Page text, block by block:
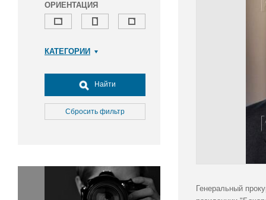
ОРИЕНТАЦИЯ
КАТЕГОРИИ
Досуг, туризм и отдых
Культура
Медицина
Окружающая среда
Политика
Найти
Сбросить фильтр
Генеральный